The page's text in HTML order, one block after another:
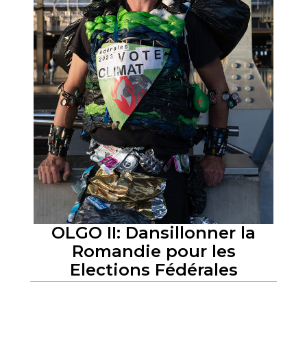
OLGO II: Dansillonner la
Romandie pour les
Elections Fédérales